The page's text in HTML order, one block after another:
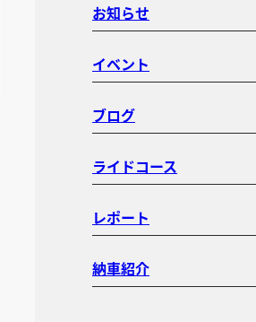
お知らせ
イベント
ブログ
ライドコース
レポート
納車紹介